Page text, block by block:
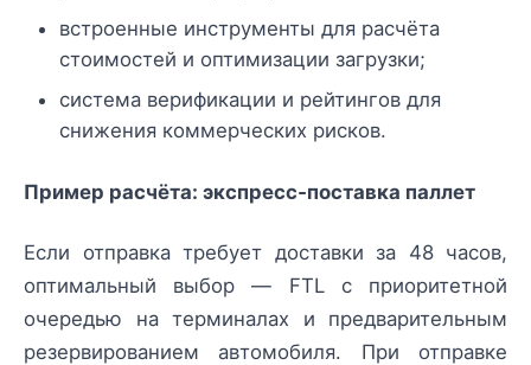
встроенные инструменты для расчёта
стоимостей и оптимизации загрузки;
система верификации и рейтингов для
снижения коммерческих рисков.
Пример расчёта: экспресс‑поставка паллет
Если отправка требует доставки за 48 часов,
оптимальный выбор — FTL с приоритетной
очередью на терминалах и предварительным
резервированием автомобиля. При отправке